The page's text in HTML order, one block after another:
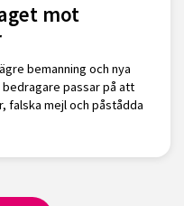
mot
bemanning och nya
passar på att
falska mejl och påstådda